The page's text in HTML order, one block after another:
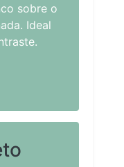
sobre o
Ideal